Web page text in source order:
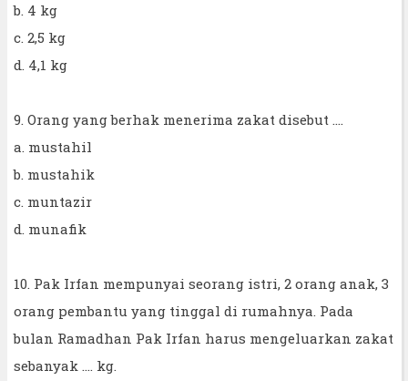
b. 4 kg
c. 2,5 kg
d. 4,1 kg
9. Orang yang berhak menerima zakat disebut ....
a. mustahil
b. mustahik
c. muntazir
d. munafik
10. Pak Irfan mempunyai seorang istri, 2 orang anak, 3
orang pembantu yang tinggal di rumahnya. Pada
bulan Ramadhan Pak Irfan harus mengeluarkan zakat
sebanyak …. kg.